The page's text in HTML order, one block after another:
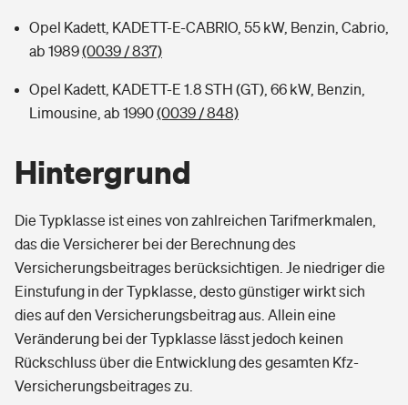
Opel Kadett, KADETT-E-CABRIO, 55 kW, Benzin, Cabrio,
ab 1989(0039 / 837)
Opel Kadett, KADETT-E 1.8 STH (GT), 66 kW, Benzin,
Limousine, ab 1990(0039 / 848)
Hintergrund
Die Typklasse ist eines von zahlreichen Tarifmerkmalen,
das die Versicherer bei der Berechnung des
Versicherungsbeitrages berücksichtigen. Je niedriger die
Einstufung in der Typklasse, desto günstiger wirkt sich
dies auf den Versicherungsbeitrag aus. Allein eine
Veränderung bei der Typklasse lässt jedoch keinen
Rückschluss über die Entwicklung des gesamten Kfz-
Versicherungsbeitrages zu.